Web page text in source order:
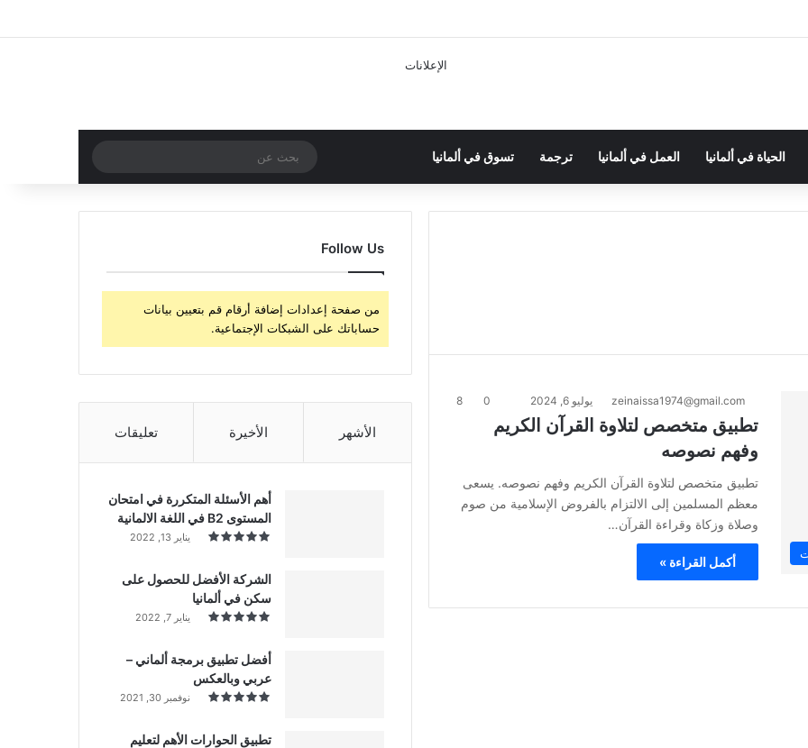
الإعلانات
الحياة في ألمانيا العمل في ألمانيا ترجمة تسوق في ألمانيا مقال عشوائي
عن
zeinaissa1974@gmail.com يوليو 6, 2024 0
8
تطبيق متخصص لتلاوة القرآن الكريم
وفهم نصوصه
تطبيق متخصص لتلاوة القرآن الكريم وفهم نصوصه. يسعى
معظم المسلمين إلى الالتزام بالفروض الإسلامية من صوم
وصلاة وزكاة وقراءة القرآن…
أكمل القراءة »
Follow Us
من صفحة إعدادات إضافة أرقام قم بتعيين بيانات
حساباتك على الشبكات الإجتماعية.
الأشهر الأخيرة تعليقات
أهم الأسئلة المتكررة في امتحان
المستوى B2 في اللغة الالمانية
يناير 13, 2022
الشركة الأفضل للحصول على
سكن في ألمانيا
يناير 7, 2022
أفضل تطبيق برمجة ألماني –
عربي وبالعكس
نوفمبر 30, 2021
تطبيق الحوارات الأهم لتعليم